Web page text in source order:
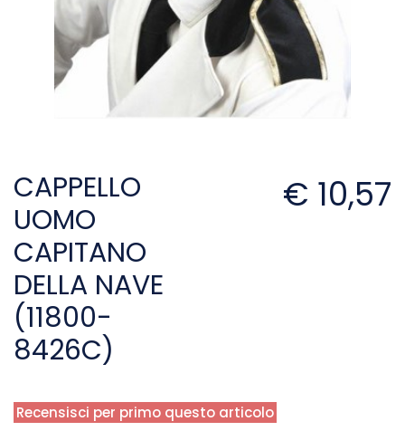
CAPPELLO
UOMO
CAPITANO
DELLA NAVE
(11800-
8426C)
€ 10,57
Recensisci per primo questo articolo